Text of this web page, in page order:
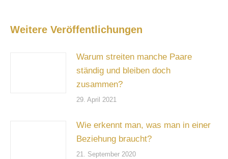
Weitere Veröffentlichungen
Warum streiten manche Paare
ständig und bleiben doch
zusammen?
29. April 2021
Wie erkennt man, was man in einer
Beziehung braucht?
21. September 2020